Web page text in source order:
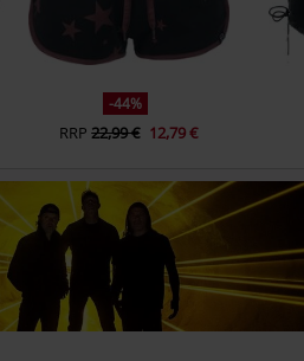
-44%
RRP 22,99 € 12,79 €